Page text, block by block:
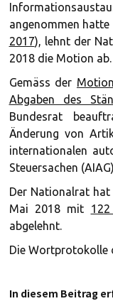
angenommen hatte
2017), lehnt der
2018 die Motion ab.
Gemäss der
Abgaben des
Bundesrat
Änderung von
internationalen
Steuersachen
Der Nationalrat
Mai 2018 mit
abgelehnt.
Die Wortprotokolle
In diesem Beitrag